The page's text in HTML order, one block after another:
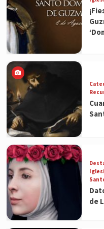
de